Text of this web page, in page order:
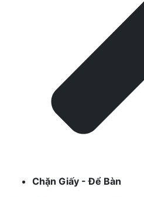
Chặn Giấy - Để Bàn